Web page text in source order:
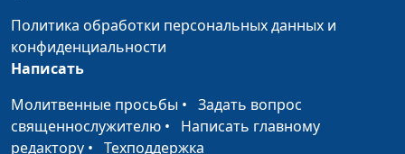
Ангел-Хранитель
Исход
Елена Сало, солистка
Национального
Политика обработки персональных данных и
конфиденциальности
Написать
Молитвенные просьбы • Задать вопрос
священнослужителю • Написать главному
редактору • Техподдержка